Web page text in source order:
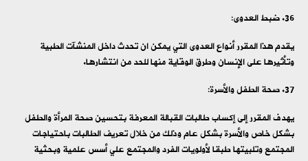
ضبط العدوى:
يقدم هذا المقرر أنواع العدوى التي يمكن ان تحدث داخل المنشآت الطبية
وتأثيرها على الإنسان وطرق الوقاية منها للحد من انتشارها.
صحة الطفل والأسرة:
يهدف المقرر إلى إكساب طالبات القبالة المعرفة بتحسين صحة المرأة والطفل
بشكل خاص والأسرة بشكل عام وذلك من خلال تعريف الطالبات باحتياجات
المجتمع وتلبيتها طبقا لأولويات الفرد والمجتمع علي أسس علمية وبحثية